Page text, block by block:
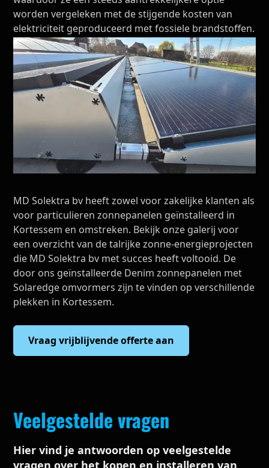
worden vergeleken met de stijgende kosten van
elektriciteit geproduceerd met fossiele brandstoffen.
MD Solektra bv heeft zowel voor zakelijke klanten als
voor particulieren zonnepanelen geïnstalleerd in
Kortessem en omstreken. Bekijk onze galerij voor
een overzicht van de talrijke zonne-energieprojecten
die MD Solektra bv met succes heeft voltooid. De
door ons geïnstalleerde Denim zonnepanelen met
Solaredge omvormers zijn te vinden op verschillende
plekken in Kortessem.
Vraag vrijblijvende offerte aan
Veelgestelde vragen
Hier vind je antwoorden op veelgestelde